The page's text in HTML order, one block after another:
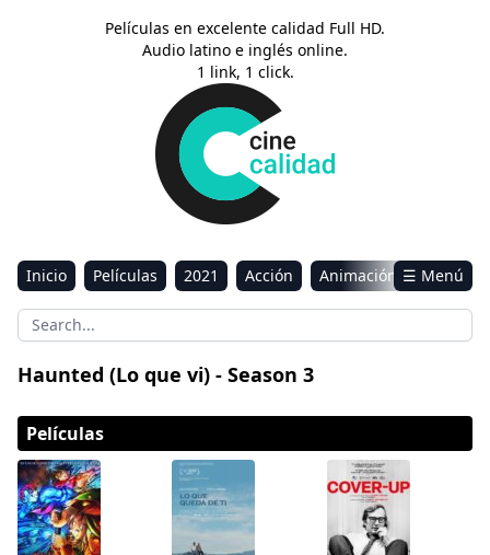
Películas en excelente calidad Full HD.
Audio latino e inglés online.
1 link, 1 click.
Inicio Películas 2021 Acción
Animación
Aventura
Ciencia ficción Comedia
Drama
☰ Menú
Haunted (Lo que vi) - Season 3
Películas